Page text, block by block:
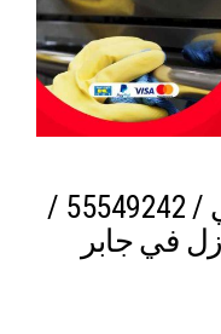
تنظيف منازل جابر العلي / 55549242 /
في جابر